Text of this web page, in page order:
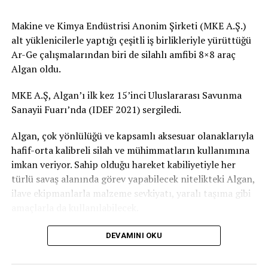
önündeki engelleri kaldırabilmek için çözümler üretiyor,
stratejiler belirliyoruz. Bakanlığımız tarafından
çalışmaları sürdürülen ‘Ulusal Teknoloji Girişimciliği
Stratejisi’nde bu konuya özellikle eğiliyoruz. Hazırlıkları
verdiğimiz bir yapı oluşturmayı planlıyoruz. Bu sayede
kadınlar tarafından kurulan teknoloji girişimlerinin
engellere odaklanacağız ve bu engelleri giderecek
düzenlemeleri hayata geçireceğiz.”
“Kadın girişimcilere sağladığımız destek tutarı 1,3
milyar lirayı aştı”
Bakan Varank, KOSGEB ile kadın girişimcilerin hep
yanında olduklarını belirterek, 2019’da tespit edilen
Makine ve Kimya Endüstrisi Anonim Şirketi (MKE A.Ş.)
alt yüklenicilerle yaptığı çeşitli iş birlikleriyle yürüttüğü
Ar-Ge çalışmalarından biri de silahlı amfibi 8×8 araç
Algan oldu.
MKE A.Ş, Algan’ı ilk kez 15’inci Uluslararası Savunma
Sanayii Fuarı’nda (IDEF 2021) sergiledi.
Algan, çok yönlülüğü ve kapsamlı aksesuar olanaklarıyla
hafif-orta kalibreli silah ve mühimmatların kullanımına
imkan veriyor. Sahip olduğu hareket kabiliyetiyle her
türlü savaş alanında görev yapabilecek nitelikteki Algan,
ilave ekipmanlarla malzeme sevkiyatı, yaralı taşıma gibi
Algan, hemen hemen her türlü engebeli arazide,
bataklıkta, su üzerinde, kum zeminde, karla kaplı
arazilerde görev yapabiliyor.
DEVAMINI OKU